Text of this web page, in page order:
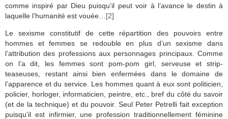
comme inspiré par Dieu puisqu’il peut voir à l’avance le destin à
laquelle l’humanité est vouée… [2]
Le sexisme constitutif de cette répartition des pouvoirs entre
hommes et femmes se redouble en plus d’un sexisme dans
l’attribution des professions aux personnages principaux. Comme
on l’a dit, les femmes sont pom-pom girl, serveuse et strip-
teaseuses, restant ainsi bien enfermées dans le domaine de
l’apparence et du service. Les hommes quant à eux sont politicien,
policier, horloger, informaticien, peintre, etc., bref du côté du savoir
(et de la technique) et du pouvoir. Seul Peter Petrelli fait exception
puisqu’il est infirmier, une profession traditionnellement féminine